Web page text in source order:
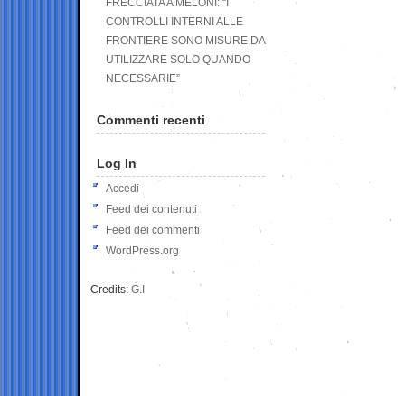
FRECCIATA A MELONI: “I
CONTROLLI INTERNI ALLE
FRONTIERE SONO MISURE DA
UTILIZZARE SOLO QUANDO
NECESSARIE”
Commenti recenti
Log In
Accedi
Feed dei contenuti
Feed dei commenti
WordPress.org
Credits: G.I